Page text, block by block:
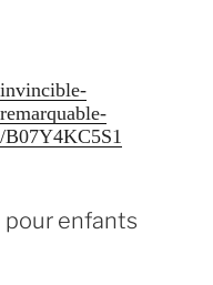
pour enfants